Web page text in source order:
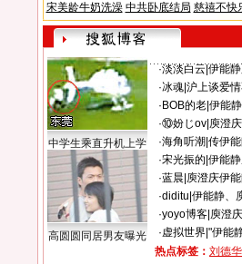
宋美龄牛奶洗澡 中共卧底结局 慈禧不快
中学生乘直升机上学
高圆圆同居男友曝光
·淡淡白云| 伊能
·冰魂| 沪上谈爱
· BOB的老| 伊能
·⑩妢じov| 庾澄
·海角听潮 传伊
·宋光振的 伊能
·蓝晨 庾澄庆伊
·diditu 伊能静、
·yoyo博客| 庾澄
·虚拟世界| "伊能
热点标签： 刘德华